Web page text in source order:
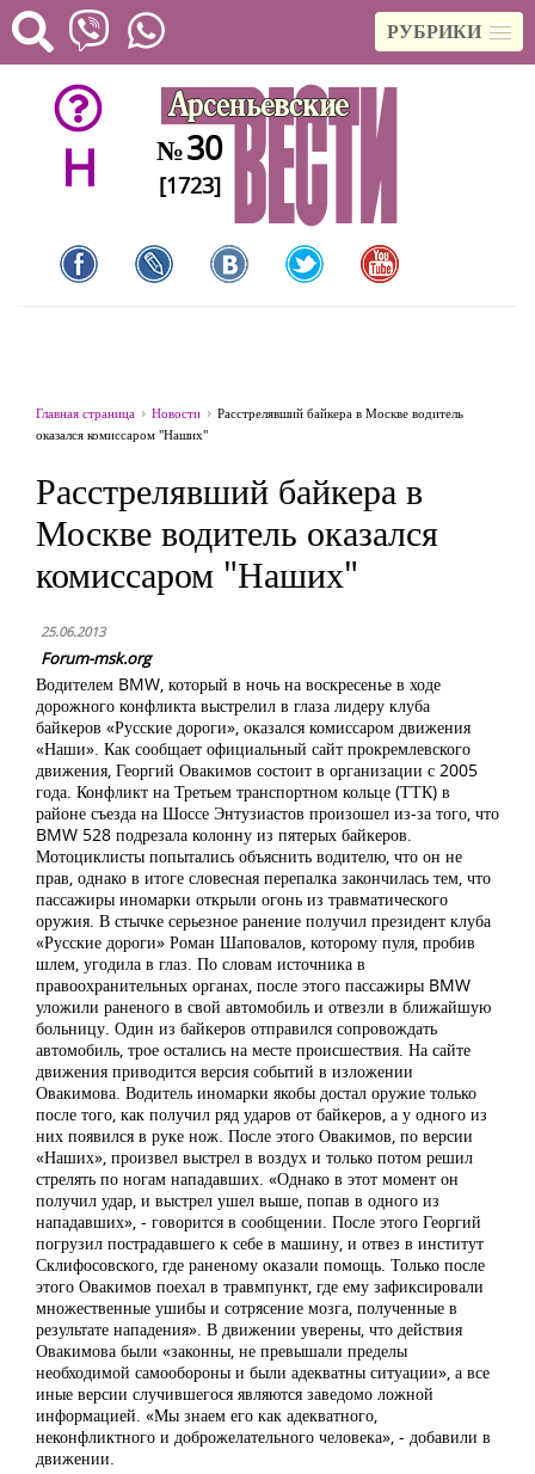
РУБРИКИ
H №30
[1723]
Главная страница Новости
Расстрелявший байкера в Москве водитель
оказался комиссаром "Наших"
Расстрелявший байкера в
Москве водитель оказался
комиссаром "Наших"
25.06.2013
Forum-msk.org
Водителем BMW, который в ночь на воскресенье в ходе
дорожного конфликта выстрелил в глаза лидеру клуба
байкеров «Русские дороги», оказался комиссаром движения
«Наши». Как сообщает официальный сайт прокремлевского
движения, Георгий Овакимов состоит в организации с 2005
года. Конфликт на Третьем транспортном кольце (ТТК) в
районе съезда на Шоссе Энтузиастов произошел из-за того, что
BMW 528 подрезала колонну из пятерых байкеров.
Мотоциклисты попытались объяснить водителю, что он не
прав, однако в итоге словесная перепалка закончилась тем, что
пассажиры иномарки открыли огонь из травматического
оружия. В стычке серьезное ранение получил президент клуба
«Русские дороги» Роман Шаповалов, которому пуля, пробив
шлем, угодила в глаз. По словам источника в
правоохранительных органах, после этого пассажиры BMW
уложили раненого в свой автомобиль и отвезли в ближайшую
больницу. Один из байкеров отправился сопровождать
автомобиль, трое остались на месте происшествия. На сайте
движения приводится версия событий в изложении
Овакимова. Водитель иномарки якобы достал оружие только
после того, как получил ряд ударов от байкеров, а у одного из
них появился в руке нож. После этого Овакимов, по версии
«Наших», произвел выстрел в воздух и только потом решил
стрелять по ногам нападавших. «Однако в этот момент он
получил удар, и выстрел ушел выше, попав в одного из
нападавших», - говорится в сообщении. После этого Георгий
погрузил пострадавшего к себе в машину, и отвез в институт
Склифосовского, где раненому оказали помощь. Только после
этого Овакимов поехал в травмпункт, где ему зафиксировали
множественные ушибы и сотрясение мозга, полученные в
результате нападения». В движении уверены, что действия
Овакимова были «законны, не превышали пределы
необходимой самообороны и были адекватны ситуации», а все
иные версии случившегося являются заведомо ложной
информацией. «Мы знаем его как адекватного,
неконфликтного и доброжелательного человека», - добавили в
движении.